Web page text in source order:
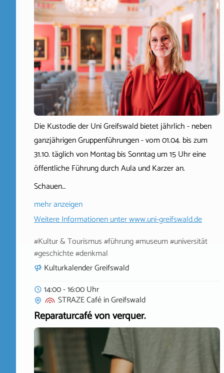
Die Kustodie der Uni Greifswald bietet jährlich - neben
ganzjährigen Gruppenführungen - vom 01.04. bis zum
31.10. täglich von Montag bis Sonntag um 15 Uhr eine
öffentliche Führung durch Aula und Karzer an.
Schauen…
mehr anzeigen
Weitere Informationen unterwww.uni-greifswald.de
#Kultur & Tourismus #führung #museum #universität
#geschichte #denkmal
Kulturkalender Greifswald
14:00 - 16:00 Uhr
STRAZE CaféinGreifswald
Reparaturcafé von verquer.